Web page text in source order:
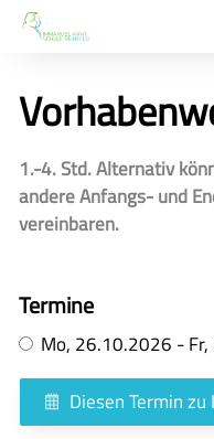
Neu hier?
Für Eltern
Unsere
🇬🇧
🇪🇸
1.-4. Std. Alternativ
andere Anfangs- und
vereinbaren.
Termine
Mo, 26.10.2026 -Fr,
Diesen Termin